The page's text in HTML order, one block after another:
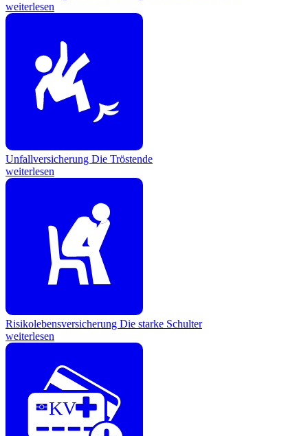
weiterlesen
Unfallversicherung Die Tröstende
weiterlesen
Risikolebensversicherung Die starke Schulter
weiterlesen
KV